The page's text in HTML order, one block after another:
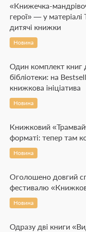
«Книжечка-
герої» — у матеріалі
дитячі книжки
Новина
Один комплект
бібліотеки: на
книжкова ініціатива
Новина
Книжковий
форматі: тепер там
Новина
Оголошено довгий
фестивалю
Новина
Одразу дві книги